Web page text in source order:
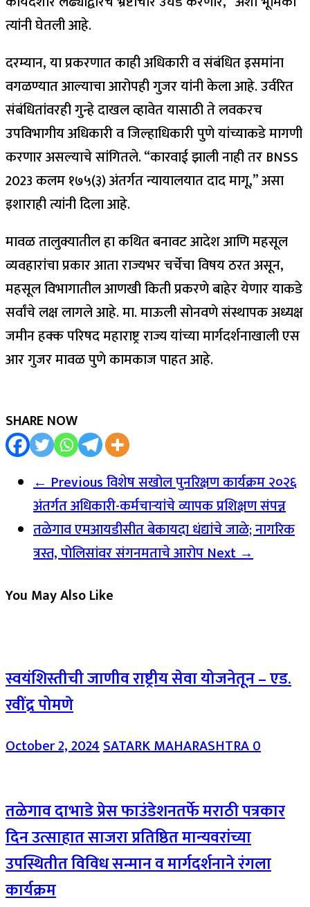
त्यांनी घेतली आहे.
दरम्यान, या प्रकरणात काही अधिकारी व संबंधित इसमांना
वगळण्यात आल्याचा आरोपही गुजर यांनी केला आहे. उर्वरित
संबंधितांवरही गुन्हे दाखल व्हावेत यासाठी ते लवकरच
उपविभागीय अधिकारी व जिल्हाधिकारी पुणे यांच्याकडे मागणी
करणार असल्याचे सांगितले. “कारवाई झाली नाही तर BNSS
2023 कलम १७५(३) अंतर्गत न्यायालयात दाद मागू,” असा
इशाराही त्यांनी दिला आहे.
मावळ तालुक्यातील हा कथित बनावट आदेश आणि महसूल
व्यवहारांचा प्रकार आता राज्यभर चर्चेचा विषय ठरत असून,
महसूल विभागातील आणखी किती प्रकरणे बाहेर येणार याकडे
सर्वांचे लक्ष लागले आहे. मा. माऊली सोनवणे संस्थापक अध्यक्ष
जमीन हक्क परिषद महाराष्ट्र राज्य यांच्या मार्गदर्शनाखाली एस
आर गुजर मावळ पुणे कामकाज पाहत आहे.
SHARE NOW
← Previousविशेष सखोल पुनरिक्षण कार्यक्रम २०२६
अंतर्गत अधिकारी-कर्मचाऱ्यांचे व्यापक प्रशिक्षण संपन्न
तळेगाव एमआयडीसीत बेकायदा धंद्यांचे जाळे; नागरिक
त्रस्त, पोलिसांवर संगनमताचे आरोपNext →
You May Also Like
स्वयंशिस्तीची जाणीव राष्ट्रीय सेवा योजनेतून – एड.
रवींद्र पोमणे
October 2, 2024SATARK MAHARASHTRA0
तळेगाव दाभाडे प्रेस फाउंडेशनतर्फे मराठी पत्रकार
दिन उत्साहात साजरा प्रतिष्ठित मान्यवरांच्या
उपस्थितीत विविध सन्मान व मार्गदर्शनाने रंगला
कार्यक्रम